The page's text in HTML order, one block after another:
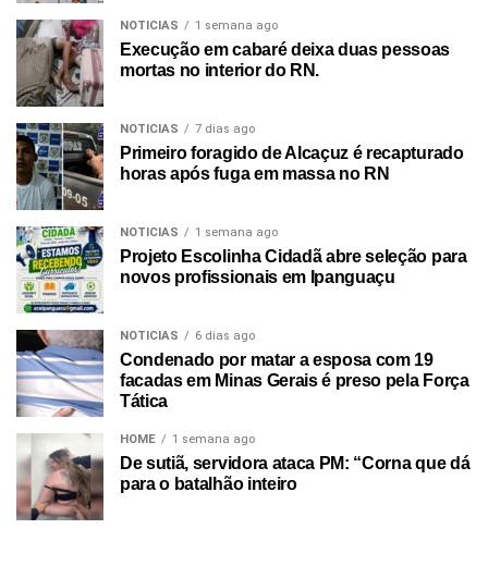
NOTICIAS 1 semana ago
Execução em cabaré deixa duas pessoas
mortas no interior do RN.
NOTICIAS 7 dias ago
Primeiro foragido de Alcaçuz é recapturado
horas após fuga em massa no RN
NOTICIAS 1 semana ago
Projeto Escolinha Cidadã abre seleção para
novos profissionais em Ipanguaçu
NOTICIAS 6 dias ago
Condenado por matar a esposa com 19
facadas em Minas Gerais é preso pela Força
Tática
HOME 1 semana ago
De sutiã, servidora ataca PM: “Corna que dá
para o batalhão inteiro